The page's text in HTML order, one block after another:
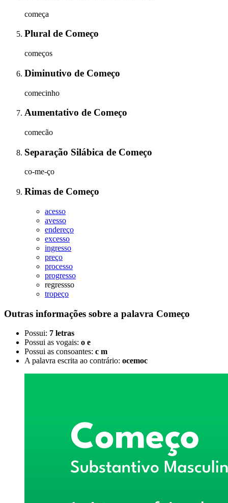
começa
Plural de Começo
começos
Diminutivo de Começo
comecinho
Aumentativo de Começo
comecão
Separação Silábica de Começo
co-me-ço
Rimas de Começo
acesso
avesso
endereço
excesso
ingresso
preço
processo
progresso
regressso
tropeço
Outras informações sobre a palavra Começo
Possui: 7 letras
Possui as vogais: o e
Possui as consoantes: c m
A palavra escrita ao contrário: ocemoc